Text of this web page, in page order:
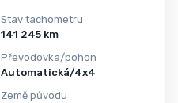
Stav tachometru
141 245 km
Převodovka/pohon
Automatická/4x4
Země původu